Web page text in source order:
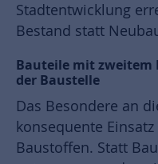
Stadtentwicklung
Bestand statt
Bauteile mit zweitem
der Baustelle
Das Besondere an
konsequente
Baustoffen. Statt